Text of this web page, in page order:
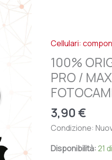
Cellulari:
100%
PRO /
3,90 €
Condizione:
Disponibilità: 21
PRO
/
MAX
-
LENTE
VETRINO
FOTOCAMERA
+
BIADESIVO